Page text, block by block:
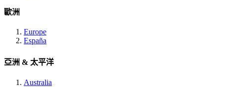
歐洲
Europe
España
亞洲 & 太平洋
Australia